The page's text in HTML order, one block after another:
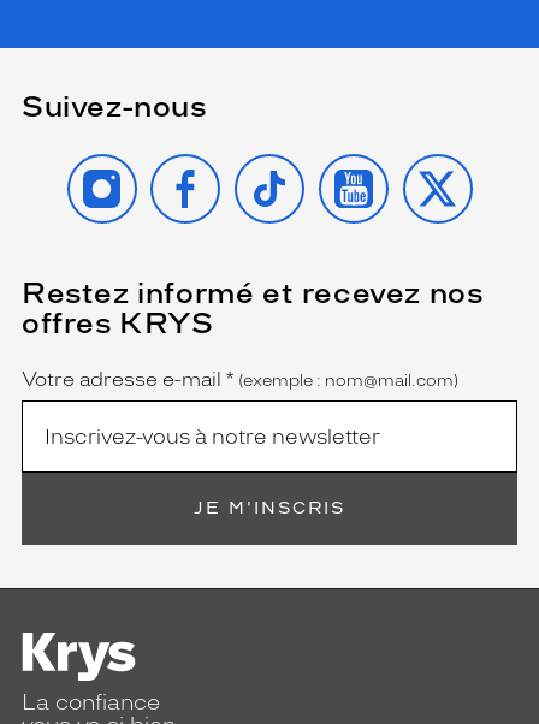
Suivez-nous
INSTAGRAMFACEBOOK
TIKTOK YOUTUBE
X
Restez informé et recevez nos
offres KRYS
Name
Votre adresse e-mail *
(Ce
champ
est
(exemple : nom@mail.com)
JE M'INSCRIS
La confiance